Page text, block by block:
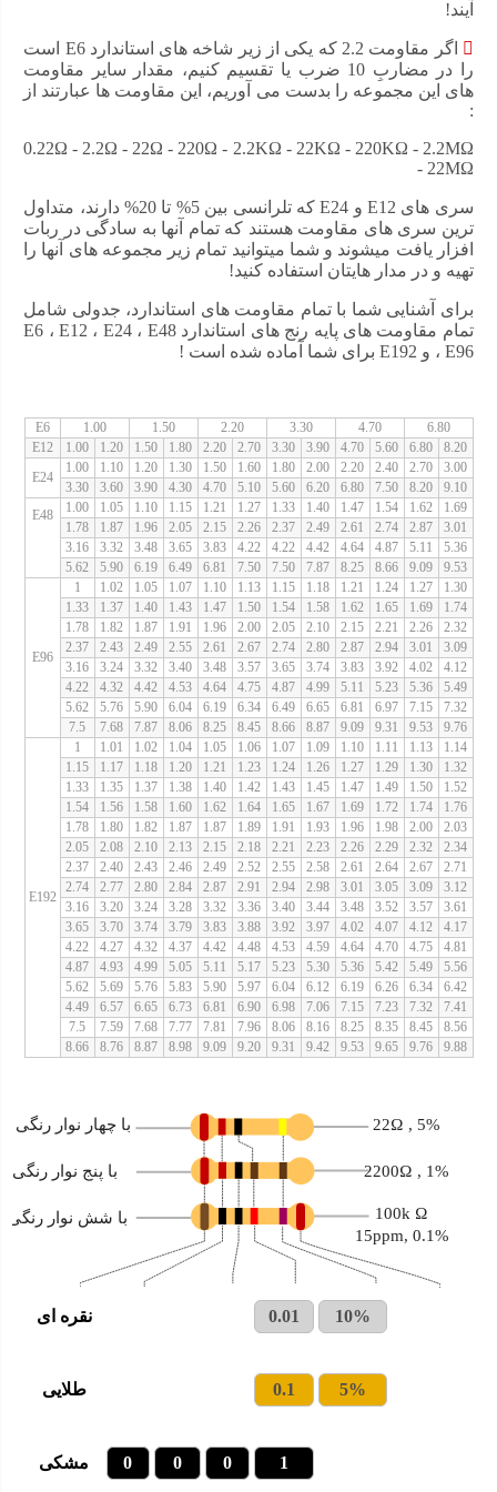
آیند!
اگر مقاومت 2.2 که یکی از زیر شاخه های استاندارد E6 است
را در مضاربِ 10 ضرب یا تقسیم کنیم، مقدار سایر مقاومت
های این مجموعه را بدست می آوریم، این مقاومت ها عبارتند از
:
0.22Ω - 2.2Ω - 22Ω - 220Ω - 2.2KΩ - 22KΩ - 220KΩ - 2.2MΩ
- 22MΩ
سری های E12 و E24 که تلرانسی بین 5% تا 20% دارند، متداول
ترین سری های مقاومت هستند که تمام آنها به سادگی در ربات
افزار یافت میشوند و شما میتوانید تمام زیر مجموعه های آنها را
تهیه و در مدار هایتان استفاده کنید!
برای آشنایی شما با تمام مقاومت های استاندارد، جدولی شامل
تمام مقاومت های پایه رنج های استاندارد E6 ، E12 ، E24 ، E48
، E96 و E192 برای شما آماده شده است !
6.80
4.70
3.30
2.20
1.50
1.00
E6
8.20
6.80
5.60
4.70
3.90
3.30
2.70
2.20
1.80
1.50
1.20
1.00
E12
3.00
2.70
2.40
2.20
2.00
1.80
1.60
1.50
1.30
1.20
1.10
1.00
E24
9.10
8.20
7.50
6.80
6.20
5.60
5.10
4.70
4.30
3.90
3.60
3.30
1.69
1.62
1.54
1.47
1.40
1.33
1.27
1.21
1.15
1.10
1.05
1.00
E48
3.01
2.87
2.74
2.61
2.49
2.37
2.26
2.15
2.05
1.96
1.87
1.78
5.36
5.11
4.87
4.64
4.42
4.22
4.22
3.83
3.65
3.48
3.32
3.16
9.53
9.09
8.66
8.25
7.87
7.50
7.50
6.81
6.49
6.19
5.90
5.62
1.30
1.27
1.24
1.21
1.18
1.15
1.13
1.10
1.07
1.05
1.02
1
E96
1.74
1.69
1.65
1.62
1.58
1.54
1.50
1.47
1.43
1.40
1.37
1.33
2.32
2.26
2.21
2.15
2.10
2.05
2.00
1.96
1.91
1.87
1.82
1.78
3.09
3.01
2.94
2.87
2.80
2.74
2.67
2.61
2.55
2.49
2.43
2.37
4.12
4.02
3.92
3.83
3.74
3.65
3.57
3.48
3.40
3.32
3.24
3.16
5.49
5.36
5.23
5.11
4.99
4.87
4.75
4.64
4.53
4.42
4.32
4.22
7.32
7.15
6.97
6.81
6.65
6.49
6.34
6.19
6.04
5.90
5.76
5.62
9.76
9.53
9.31
9.09
8.87
8.66
8.45
8.25
8.06
7.87
7.68
7.5
1.14
1.13
1.11
1.10
1.09
1.07
1.06
1.05
1.04
1.02
1.01
1
E192
1.32
1.30
1.29
1.27
1.26
1.24
1.23
1.21
1.20
1.18
1.17
1.15
1.52
1.50
1.49
1.47
1.45
1.43
1.42
1.40
1.38
1.37
1.35
1.33
1.76
1.74
1.72
1.69
1.67
1.65
1.64
1.62
1.60
1.58
1.56
1.54
2.03
2.00
1.98
1.96
1.93
1.91
1.89
1.87
1.87
1.82
1.80
1.78
2.34
2.32
2.29
2.26
2.23
2.21
2.18
2.15
2.13
2.10
2.08
2.05
2.71
2.67
2.64
2.61
2.58
2.55
2.52
2.49
2.46
2.43
2.40
2.37
3.12
3.09
3.05
3.01
2.98
2.94
2.91
2.87
2.84
2.80
2.77
2.74
3.61
3.57
3.52
3.48
3.44
3.40
3.36
3.32
3.28
3.24
3.20
3.16
4.17
4.12
4.07
4.02
3.97
3.92
3.88
3.83
3.79
3.74
3.70
3.65
4.81
4.75
4.70
4.64
4.59
4.53
4.48
4.42
4.37
4.32
4.27
4.22
5.56
5.49
5.42
5.36
5.30
5.23
5.17
5.11
5.05
4.99
4.93
4.87
6.42
6.34
6.26
6.19
6.12
6.04
5.97
5.90
5.83
5.76
5.69
5.62
7.41
7.32
7.23
7.15
7.06
6.98
6.90
6.81
6.73
6.65
6.57
4.49
8.56
8.45
8.35
8.25
8.16
8.06
7.96
7.81
7.77
7.68
7.59
7.5
9.88
9.76
9.65
9.53
9.42
9.31
9.20
9.09
8.98
8.87
8.76
8.66
با چهار نوار رنگی
با پنج نوار رنگی
با شش نوار رنگی
22Ω , 5%
2200Ω , 1%
100k Ω
0.1% ,15ppm
نقره ای 0.01 10%
طلایی 0.1 5%
مشکی 0 0 0 1